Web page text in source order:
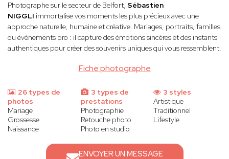
Fiche photographe
Photographe sur le secteur de Belfort, Sébastien
NIGGLI immortalise vos moments les plus précieux avec une
approche naturelle, humaine et créative. Mariages, portraits, familles
ou événements pro : il capture des émotions sincères et des instants
authentiques pour créer des souvenirs uniques qui vous ressemblent.
26 types de
photos
Mariage
Grossesse
Naissance
3 types de
prestations
Photographie
Retouche photo
Photo en studio
3 styles
Artistique
Traditionnel
Lifestyle
ENVOYER UN MESSAGE